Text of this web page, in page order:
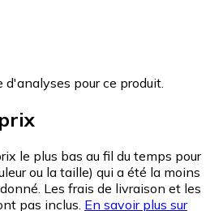
pour ce produit.
le plus bas au fil du temps pour
ou la taille) qui a été la moins
Les frais de livraison et les
pas inclus. En savoir plus sur